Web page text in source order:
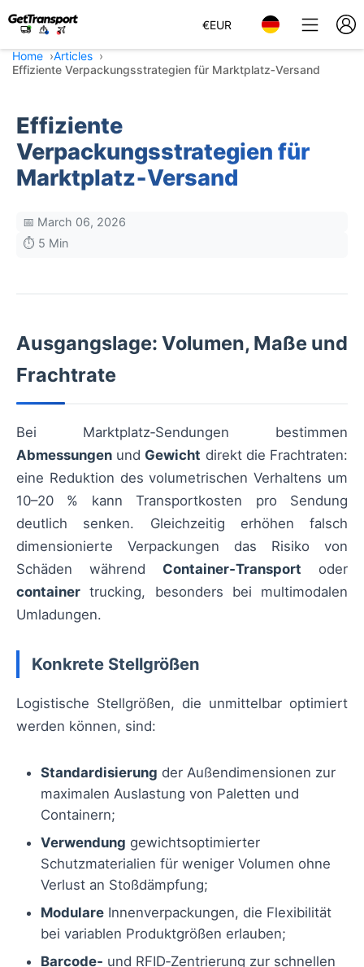
€EUR
Home
Articles
Effiziente Verpackungsstrategien für Marktplatz‑Versand
Effiziente
Verpackungsstrategien für
Marktplatz‑Versand
📅 March 06, 2026
⏱️ 5 Min
Ausgangslage: Volumen, Maße und
Frachtrate
Bei Marktplatz‑Sendungen bestimmen
Abmessungen und Gewicht direkt die Frachtraten:
eine Reduktion des volumetrischen Verhaltens um
10–20 % kann Transportkosten pro Sendung
deutlich senken. Gleichzeitig erhöhen falsch
dimensionierte Verpackungen das Risiko von
Schäden während Container‑Transport oder
container trucking, besonders bei multimodalen
Umladungen.
Konkrete Stellgrößen
Logistische Stellgrößen, die unmittelbar optimiert
werden können, sind:
Standardisierung der Außendimensionen zur
maximalen Auslastung von Paletten und
Containern;
Verwendung gewichtsoptimierter
Schutzmaterialien für weniger Volumen ohne
Verlust an Stoßdämpfung;
Modulare Innenverpackungen, die Flexibilität
bei variablen Produktgrößen erlauben;
Barcode‑ und RFID‑Zentrierung zur schnellen